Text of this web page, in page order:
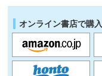
オンライン書店で購入